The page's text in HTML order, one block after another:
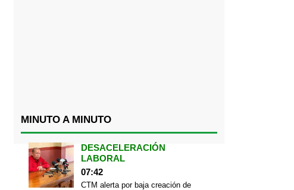
MINUTO A MINUTO
DESACELERACIÓN
LABORAL
07:42
CTM alerta por baja creación de